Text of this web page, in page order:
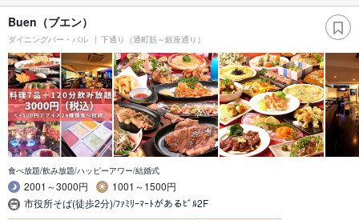
Buen（ブエン）
ダイニングバー・バル 下通り（通町筋～銀座通り）
食べ放題/飲み放題/ハッピーアワー/結婚式
2001～3000円
1001～1500円
市役所そば(徒歩2分)/ﾌｧﾐﾘｰﾏｰﾄがあるﾋﾞﾙ2F